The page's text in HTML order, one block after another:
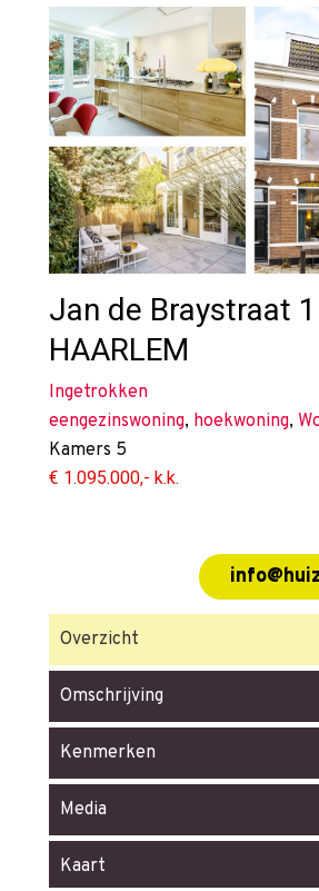
Jan de Braystraat
HAARLEM
Ingetrokken
eengezinswoning, hoekwoning,
Kamers 5
€ 1.095.000,- k.k.
Overzicht
Omschrijving
Kenmerken
Media
Kaart